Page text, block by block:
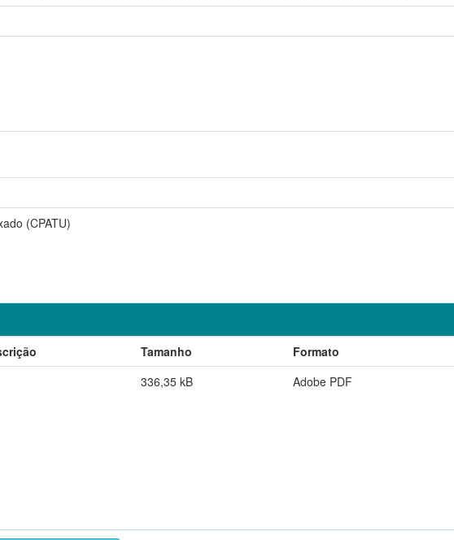
(CPATU)
Tamanho
Formato
336,35 kB Adobe PDF